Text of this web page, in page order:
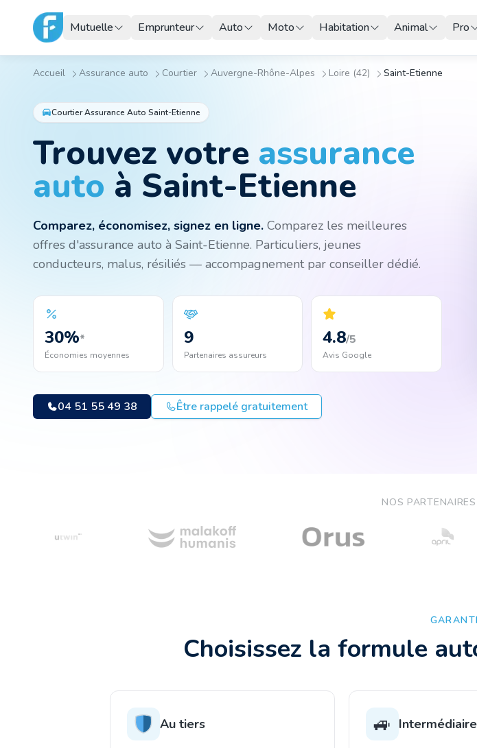
Mutuelle Emprunteur Auto Moto Habitation Animal Pro
Accueil Assurance auto Courtier Auvergne-Rhône-Alpes Loire (42) Saint-Etienne
Courtier Assurance Auto Saint-Etienne
Trouvez votre assurance
auto à Saint-Etienne
Comparez, économisez, signez en ligne. Comparez les meilleures
offres d'assurance auto à Saint-Etienne. Particuliers, jeunes
conducteurs, malus, résiliés — accompagnement par conseiller dédié.
30%*
Économies moyennes
9
Partenaires assureurs
4.8/5
Avis Google
04 51 55 49 38 Être rappelé gratuitement
NOS
Choisissez la formule
Au tiers 🚙 Intermédiaire